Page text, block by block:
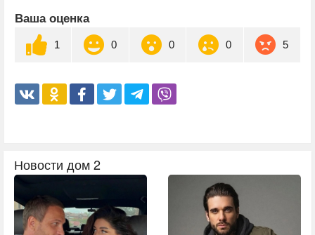
Ваша оценка
1 0 0 0 5
Новости дом 2